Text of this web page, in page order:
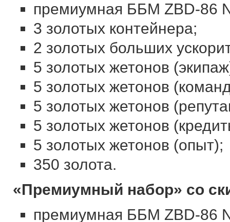
премиумная ББМ ZBD-86
3 золотых контейнера;
2 золотых больших
5 золотых жетонов
5 золотых жетонов
5 золотых жетонов
5 золотых жетонов
5 золотых жетонов (опыт);
350 золота.
«Премиумный набор» со
премиумная ББМ ZBD-86